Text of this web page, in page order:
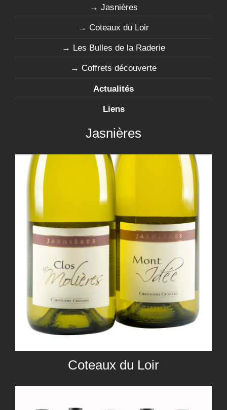
Jasnières
Coteaux du Loir
Les Bulles de la Raderie
Coffrets découverte
Actualités
Liens
Jasnières
Coteaux du Loir